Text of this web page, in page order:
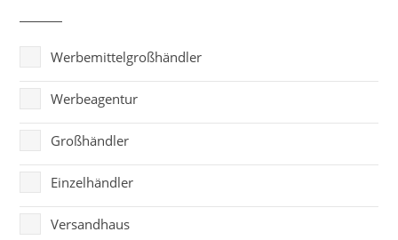
Werbemittelgroßhändler
Werbeagentur
Großhändler
Einzelhändler
Versandhaus